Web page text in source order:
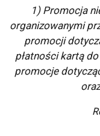
1) Promocja
organizowanymi
promocji
płatności kartą
promocje